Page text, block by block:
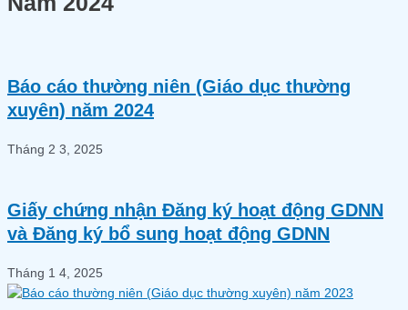
Báo cáo thường niên (Giáo dục thường
xuyên) năm 2024
Tháng 2 3, 2025
Giấy chứng nhận Đăng ký hoạt động GDNN
và Đăng ký bổ sung hoạt động GDNN
Tháng 1 4, 2025